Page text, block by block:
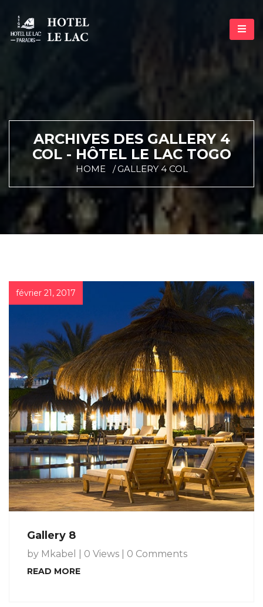
ARCHIVES DES GALLERY 4
COL - HÔTEL LE LAC TOGO
HOME GALLERY 4 COL
février 21, 2017
Gallery 8
by Mkabel 0 Views 0 Comments
READ MORE